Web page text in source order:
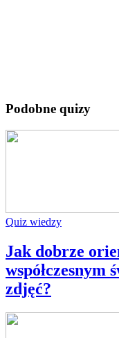
Podobne quizy
Quiz wiedzy
Jak dobrze
współczesnym
zdjęć?